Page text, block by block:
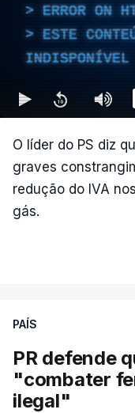
ERROR ON
ESTE
INDISPONÍVEL
O líder do PS diz
graves
redução do IVA
gás.
PAÍS
PR defende
"combater
ilegal"